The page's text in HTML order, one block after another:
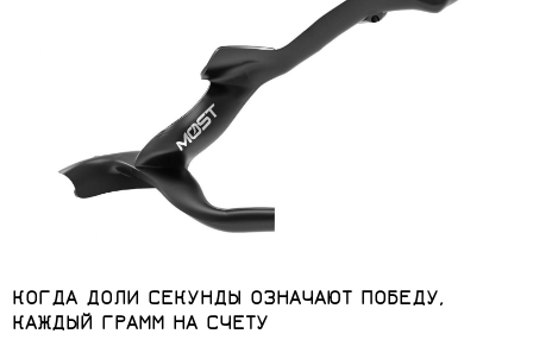
КОГДА ДОЛИ СЕКУНДЫ ОЗНАЧАЮТ ПОБЕДУ,
КАЖДЫЙ ГРАММ НА СЧЕТУ